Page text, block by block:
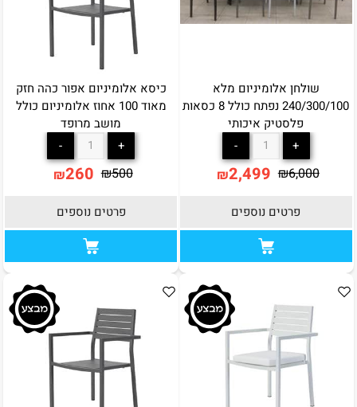
שולחן אלומיניום מלא
240/300/100 נפתח כולל 8 כסאות
פלסטיק איכותי
₪6,000
₪2,499
פרטים נוספים
כיסא אלומיניום אפור כהה חזק
מאוד 100 אחוז אלומיניום כולל
מושב מרופד
₪500
₪260
פרטים נוספים